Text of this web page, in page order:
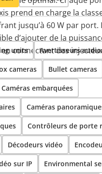
prend en charge la
jusqu’à 60 W par port.
d’ajouter de la
en connectant des
units Avertisseurs
cameras Bullet cameras
Caméras embarquées
Caméras
Contrôleurs de porte
Décodeurs vidéo
sur IP Environmental